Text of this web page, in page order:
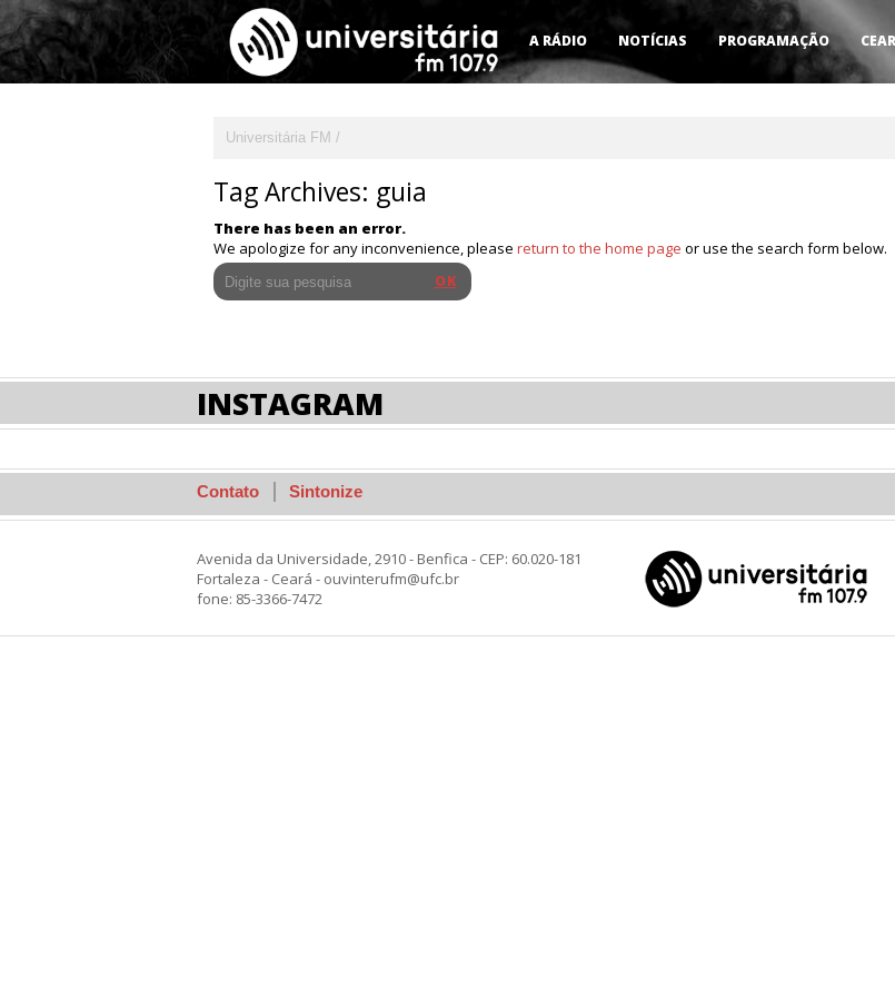
A RÁDIO NOTÍCIAS PROGRAMAÇÃO
Universitária FM
Tag Archives: guia
There has been an error.
We apologize for any inconvenience, please return to the home page or use the search form below.
INSTAGRAM
Contato Sintonize
Avenida da Universidade, 2910 - Benfica - CEP: 60.020-181
Fortaleza - Ceará - ouvinterufm@ufc.br
fone: 85-3366-7472